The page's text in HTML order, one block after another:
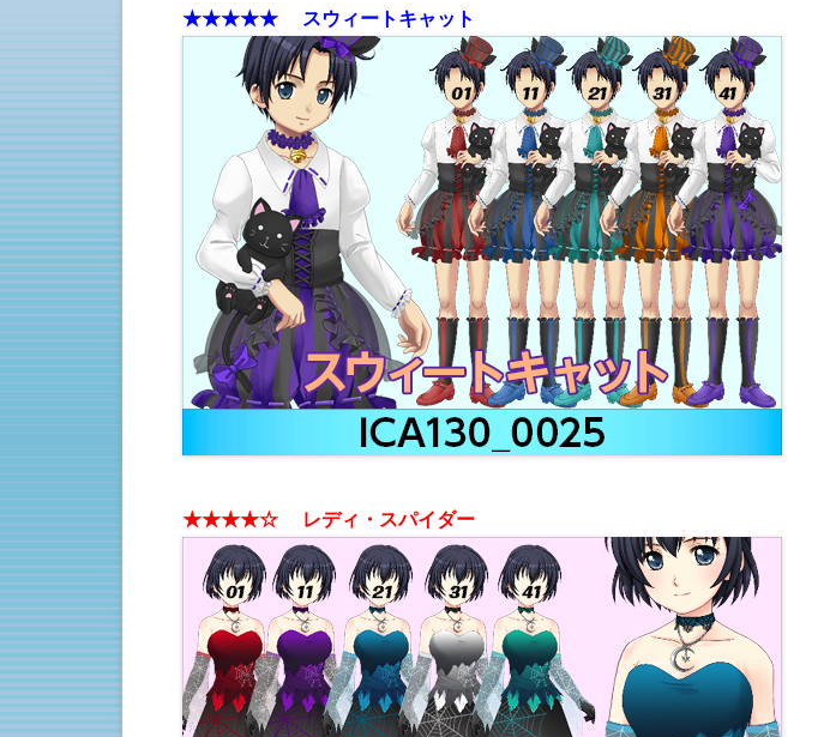
★★★★★ スウィートキャット
★★★★☆ レディ・スパイダー